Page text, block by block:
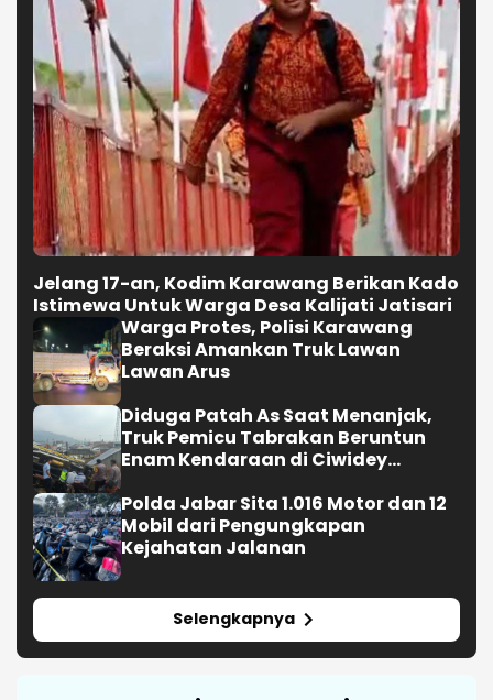
Jelang 17-an, Kodim Karawang Berikan Kado
Istimewa Untuk Warga Desa Kalijati Jatisari
Warga Protes, Polisi Karawang
Beraksi Amankan Truk Lawan
Lawan Arus
Diduga Patah As Saat Menanjak,
Truk Pemicu Tabrakan Beruntun
Enam Kendaraan di Ciwidey
Diselidiki Polisi
Polda Jabar Sita 1.016 Motor dan 12
Mobil dari Pengungkapan
Kejahatan Jalanan
Selengkapnya
Headline Grup Media
BeritaKarawang Kekinian Nasional
BGN Wajibkan SPPG Kantongi
Sertifikat Higiene sebelum 10
Iran-Oman Sepakat Buka Kembali
Selat Hormuz 60 Hari